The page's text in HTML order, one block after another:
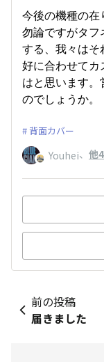
今後の機種の
勿論ですがタフ
する、我々は
好に合わせて
はと思います
のでしょうか。
背面カバー
Youhei、 他
前の投稿
届きました